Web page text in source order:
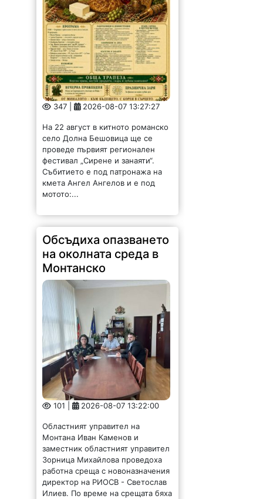
347 | 2026-08-07 13:27:27
На 22 август в китното романско
село Долна Бешовица ще се
проведе първият регионален
фестивал „Сирене и занаяти“.
Събитието е под патронажа на
кмета Ангел Ангелов и е под
мотото:...
Обсъдиха опазването
на околната среда в
Монтанско
101 | 2026-08-07 13:22:00
Областният управител на
Монтана Иван Каменов и
заместник областният управител
Зорница Михайлова проведоха
работна среща с новоназначения
директор на РИОСВ - Светослав
Илиев. По време на срещата бяха